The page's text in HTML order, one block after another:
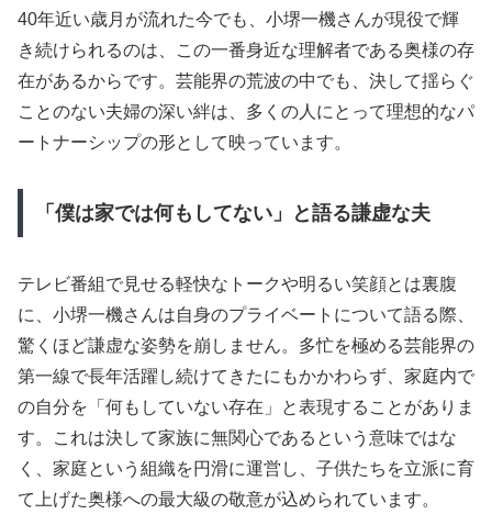
40年近い歳月が流れた今でも、小堺一機さんが現役で輝
き続けられるのは、この一番身近な理解者である奥様の存
在があるからです。芸能界の荒波の中でも、決して揺らぐ
ことのない夫婦の深い絆は、多くの人にとって理想的なパ
ートナーシップの形として映っています。
「僕は家では何もしてない」と語る謙虚な夫
テレビ番組で見せる軽快なトークや明るい笑顔とは裏腹
に、小堺一機さんは自身のプライベートについて語る際、
驚くほど謙虚な姿勢を崩しません。多忙を極める芸能界の
第一線で長年活躍し続けてきたにもかかわらず、家庭内で
の自分を「何もしていない存在」と表現することがありま
す。これは決して家族に無関心であるという意味ではな
く、家庭という組織を円滑に運営し、子供たちを立派に育
て上げた奥様への最大級の敬意が込められています。